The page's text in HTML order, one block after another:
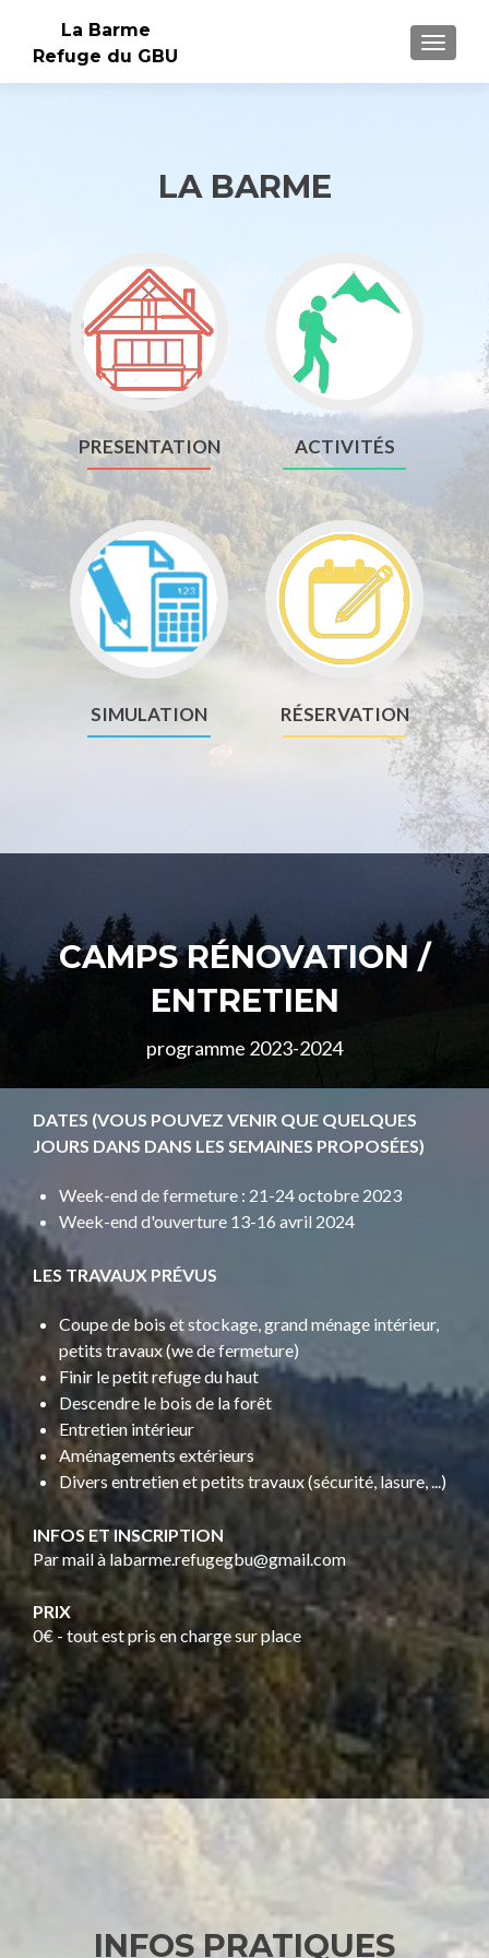
La Barme
Refuge du GBU
LA BARME
Go
to
presentation
PRESENTATION
Go
to
ACTIVITÉS
Go
to
Simulation
SIMULATION
Go
to
Réservation
RÉSERVATION
CAMPS RÉNOVATION /
ENTRETIEN
programme 2023-2024
DATES (VOUS POUVEZ VENIR QUE QUELQUES
JOURS DANS DANS LES SEMAINES PROPOSÉES)
Week-end de fermeture : 21-24 octobre 2023
Week-end d'ouverture 13-16 avril 2024
LES TRAVAUX PRÉVUS
Coupe de bois et stockage, grand ménage intérieur,
petits travaux (we de fermeture)
Finir le petit refuge du haut
Descendre le bois de la forêt
Entretien intérieur
Aménagements extérieurs
Divers entretien et petits travaux (sécurité, lasure, ...)
INFOS ET INSCRIPTION
Par mail à labarme.refugegbu@gmail.com
PRIX
0€ - tout est pris en charge sur place
INFOS PRATIQUES